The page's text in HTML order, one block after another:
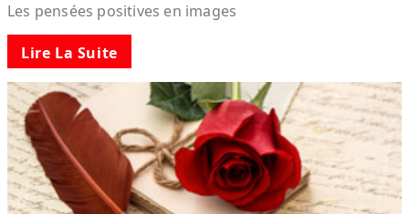
Les pensées positives en images
Lire La Suite